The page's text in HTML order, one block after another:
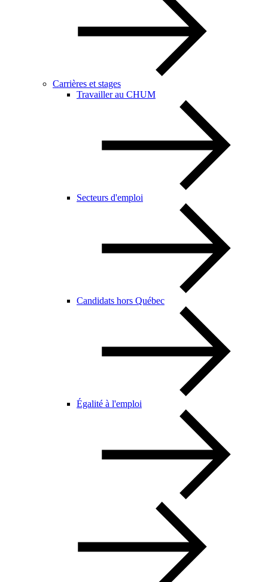
Carrières et stages
Travailler au CHUM
Secteurs d'emploi
Candidats hors Québec
Égalité à l'emploi